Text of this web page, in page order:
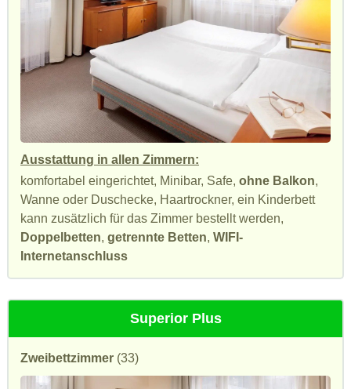
Ausstattung in allen Zimmern:
komfortabel eingerichtet, Minibar, Safe, ohne Balkon,
Wanne oder Duschecke, Haartrockner, ein Kinderbett
kann zusätzlich für das Zimmer bestellt werden,
Doppelbetten, getrennte Betten, WIFI-
Internetanschluss
Superior Plus
Zweibettzimmer (33)